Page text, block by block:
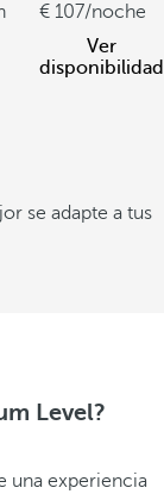
107/noche
Ver
disponibilidad
se adapte a tus
Level?
una experiencia